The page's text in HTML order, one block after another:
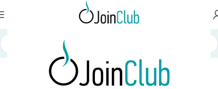
Αναλώσιμα Συσκευές Θέρμανσης Καπνού